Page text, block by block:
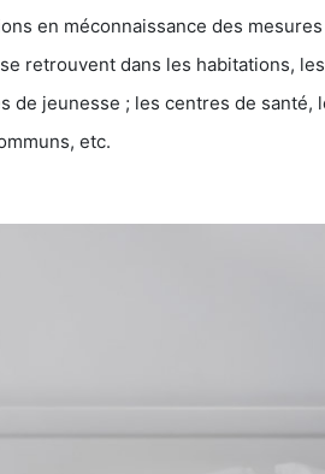
en méconnaissance des mesures
retrouvent dans les habitations, les
; les centres de santé, les
etc.